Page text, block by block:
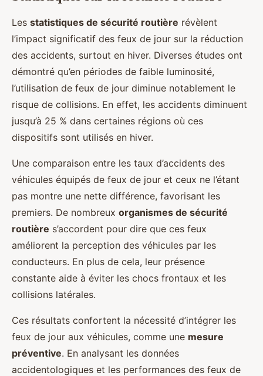
Les statistiques de sécurité routière révèlent
l’impact significatif des feux de jour sur la réduction
des accidents, surtout en hiver. Diverses études ont
démontré qu’en périodes de faible luminosité,
l’utilisation de feux de jour diminue notablement le
risque de collisions. En effet, les accidents diminuent
jusqu’à 25 % dans certaines régions où ces
dispositifs sont utilisés en hiver.
Une comparaison entre les taux d’accidents des
véhicules équipés de feux de jour et ceux ne l’étant
pas montre une nette différence, favorisant les
premiers. De nombreux organismes de sécurité
routière s’accordent pour dire que ces feux
améliorent la perception des véhicules par les
conducteurs. En plus de cela, leur présence
constante aide à éviter les chocs frontaux et les
collisions latérales.
Ces résultats confortent la nécessité d’intégrer les
feux de jour aux véhicules, comme une mesure
préventive. En analysant les données
accidentologiques et les performances des feux de